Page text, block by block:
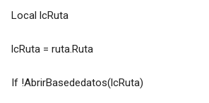
Local lcRuta
lcRuta = ruta.Ruta
If !AbrirBasededatos(lcRuta)